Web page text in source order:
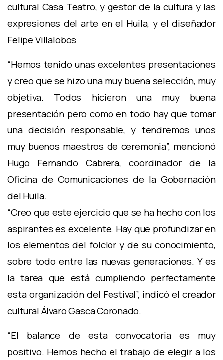
cultural Casa Teatro, y gestor de la cultura y las
expresiones del arte en el Huila, y el diseñador
Felipe Villalobos
“Hemos tenido unas excelentes presentaciones
y creo que se hizo una muy buena selección, muy
objetiva. Todos hicieron una muy buena
presentación pero como en todo hay que tomar
una decisión responsable, y tendremos unos
muy buenos maestros de ceremonia”, mencionó
Hugo Fernando Cabrera, coordinador de la
Oficina de Comunicaciones de la Gobernación
del Huila.
“Creo que este ejercicio que se ha hecho con los
aspirantes es excelente. Hay que profundizar en
los elementos del folclor y de su conocimiento,
sobre todo entre las nuevas generaciones. Y es
la tarea que está cumpliendo perfectamente
esta organización del Festival”, indicó el creador
cultural Álvaro Gasca Coronado.
“El balance de esta convocatoria es muy
positivo. Hemos hecho el trabajo de elegir a los